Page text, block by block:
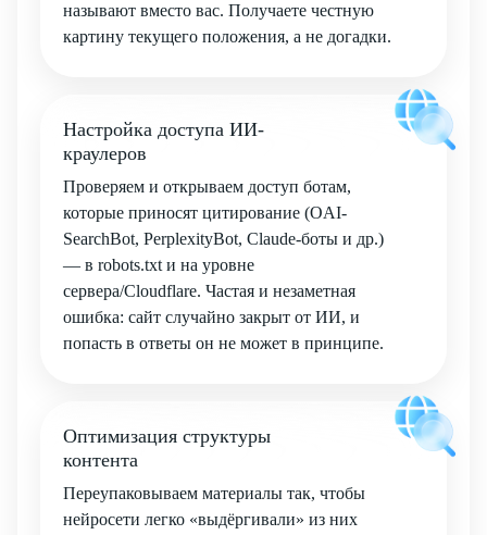
называют вместо вас. Получаете честную
картину текущего положения, а не догадки.
Настройка доступа ИИ-
краулеров
Проверяем и открываем доступ ботам,
которые приносят цитирование (OAI-
SearchBot, PerplexityBot, Claude-боты и др.)
— в robots.txt и на уровне
сервера/Cloudflare. Частая и незаметная
ошибка: сайт случайно закрыт от ИИ, и
попасть в ответы он не может в принципе.
Оптимизация структуры
контента
Переупаковываем материалы так, чтобы
нейросети легко «выдёргивали» из них